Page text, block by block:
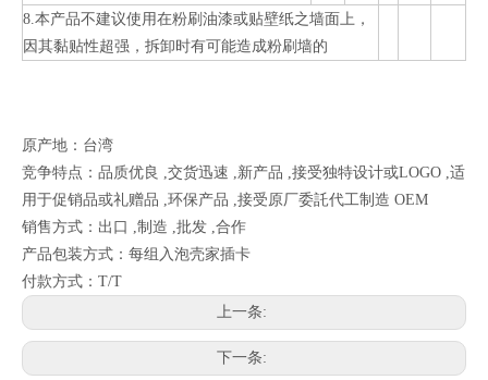
8.本产品不建议使用在粉刷油漆或贴壁纸之墙面上，
因其黏贴性超强，拆卸时有可能造成粉刷墙的
原产地：台湾
竞争特点：品质优良 ,交货迅速 ,新产品 ,接受独特设计或LOGO ,适
用于促销品或礼赠品 ,环保产品 ,接受原厂委託代工制造 OEM
销售方式：出口 ,制造 ,批发 ,合作
产品包装方式：每组入泡壳家插卡
付款方式：T/T
上一条:
下一条: